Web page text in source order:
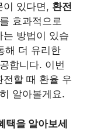
이 있다면, 환전
효과적으로
는 방법이 있습
해 더 유리한
합니다. 이번
전할 때 환율 우
알아볼게요.
택을 알아보세